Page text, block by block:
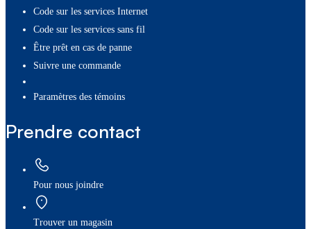
Code sur les services Internet
Code sur les services sans fil
Être prêt en cas de panne
Suivre une commande
paramètres des témoins
Prendre contact
Pour nous joindre
Trouver un magasin